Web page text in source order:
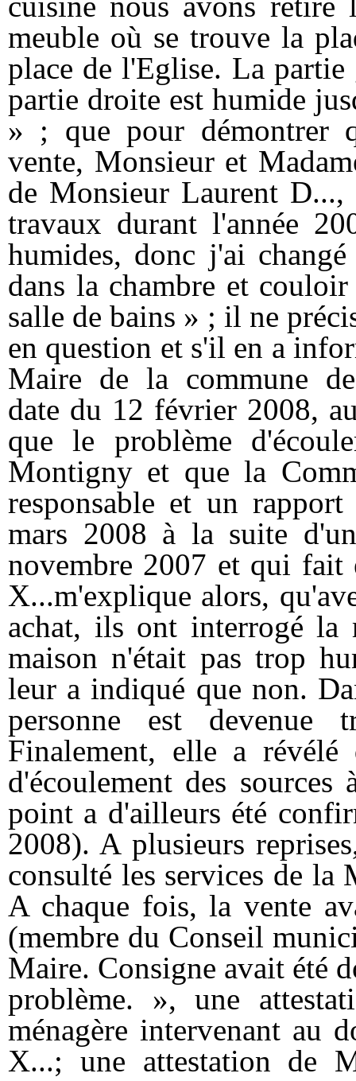
meuble où se trouve la
place de l'Eglise. La partie
partie droite est humide
» ; que pour démontrer
vente, Monsieur et
de Monsieur Laurent
travaux durant l'année
humides, donc j'ai
dans la chambre et
salle de bains » ; il ne
en question et s'il en a
Maire de la commune
date du 12 février 2008,
que le problème
Montigny et que la
responsable et un
mars 2008 à la suite
novembre 2007 et qui
X...m'explique alors,
achat, ils ont interrogé
maison n'était pas trop
leur a indiqué que non.
personne est devenue
Finalement, elle a
d'écoulement des
point a d'ailleurs été
2008). A plusieurs
consulté les services de
A chaque fois, la vente
(membre du Conseil
Maire. Consigne avait été
problème. », une
ménagère intervenant au
X...; une attestation de